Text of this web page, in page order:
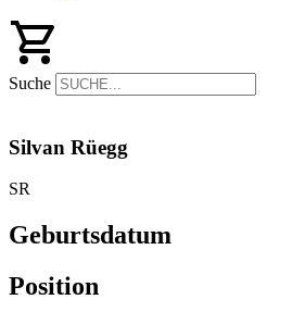
Suche
Silvan Rüegg
SR
Geburtsdatum
Position